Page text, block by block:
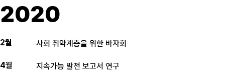
2020
2월 사회 취약계층을 위한 바자회
4월 지속가능 발전 보고서 연구